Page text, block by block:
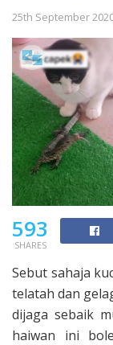
25th September
593
SHARES
Sebut sahaja
telatah dan
dijaga sebaik
haiwan ini